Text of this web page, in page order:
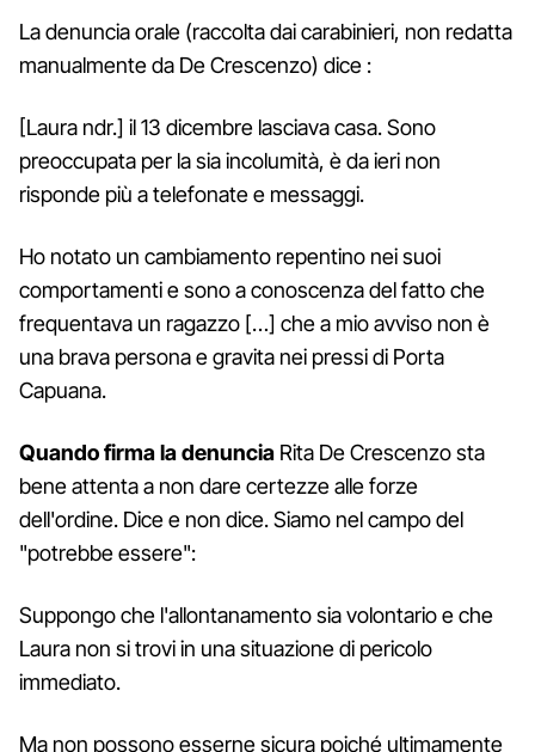
La denuncia orale (raccolta dai carabinieri, non redatta
manualmente da De Crescenzo) dice :
[Laura ndr.] il 13 dicembre lasciava casa. Sono
preoccupata per la sia incolumità, è da ieri non
risponde più a telefonate e messaggi.
Ho notato un cambiamento repentino nei suoi
comportamenti e sono a conoscenza del fatto che
frequentava un ragazzo […] che a mio avviso non è
una brava persona e gravita nei pressi di Porta
Capuana.
Quando firma la denuncia Rita De Crescenzo sta
bene attenta a non dare certezze alle forze
dell'ordine. Dice e non dice. Siamo nel campo del
"potrebbe essere":
Suppongo che l'allontanamento sia volontario e che
Laura non si trovi in una situazione di pericolo
immediato.
Ma non possono esserne sicura poiché ultimamente